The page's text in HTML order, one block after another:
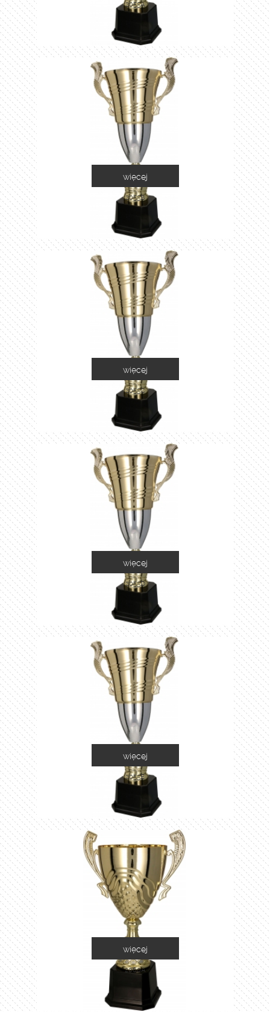
2055A
2055B
więcej
2055C
więcej
2055D
więcej
2055E
więcej
2060A
więcej